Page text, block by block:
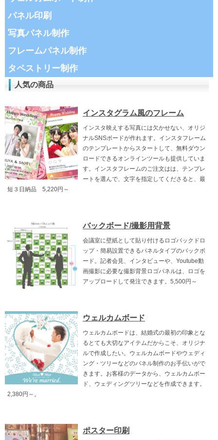
パネル印刷
写真パネル制作
フレームパネル制作
タペストリー制作
人気の商品
インスタグラム風のフレーム
インスタ映えする写真には欠かせない、オリジ
ナルSNSボードが作れます。インスタフレーム
のテンプレートからスタートして、無料ダウン
ロードできるオンラインツールも提供していま
す。インスタフレームのご注文はは、テンプレ
ートを選んで、文字を指定してくださると、最
短３日納品 5,220円～
バックボード/撮影用背景
会議室に壁紙として貼り付けるロゴバックドロ
ップ・簡易設置できるパネルタイプのバックボ
ード。記者会見、インタビューや、Youtube動
画撮影に必要な撮影背景ロゴパネルは、ロゴを
アップロードして発注できます。5,500円～
ウェルカムボード
ウェルカムボードは、結婚式の最初の印象とな
るとても大切なアイテムだからこそ、オリジナ
ルで作成したい。ウェルカムボードやウェディ
ング・ツリーなどのパネル制作のお手伝いがで
きます。お客様のデータから、ウェルカムボー
ド、ウェディングツリーなどを作成できます。
2,380円～。
ポスター印刷